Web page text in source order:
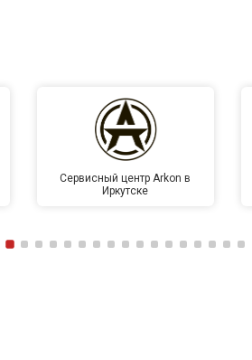
Сервисный центр Arkon в
Иркутске